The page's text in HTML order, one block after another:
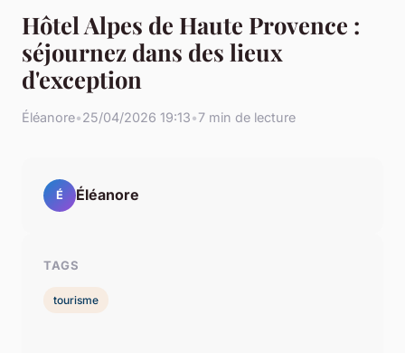
Hôtel Alpes de Haute Provence :
séjournez dans des lieux
d'exception
Éléanore•25/04/2026 19:13•7 min de lecture
É Éléanore
TAGS
tourisme